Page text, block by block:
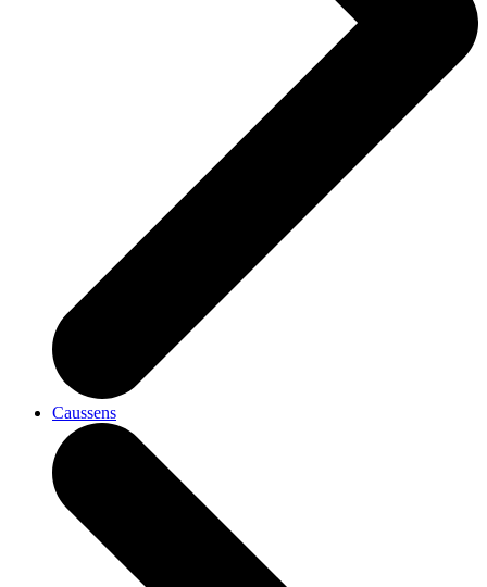
Caussens